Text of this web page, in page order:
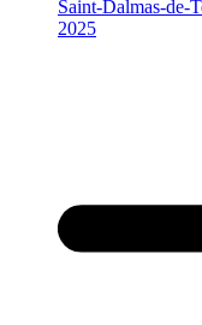
Saint-Dalmas-de-
2025